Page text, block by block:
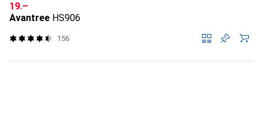
CHF
19.–
Avantree HS906
156